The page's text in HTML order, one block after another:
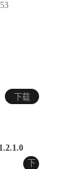
下载
下